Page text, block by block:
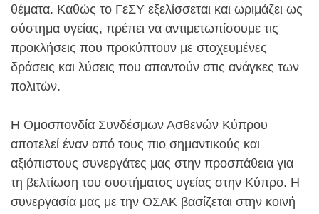
θέματα. Καθώς το ΓεΣΥ εξελίσσεται και ωριμάζει ως
σύστημα υγείας, πρέπει να αντιμετωπίσουμε τις
προκλήσεις που προκύπτουν με στοχευμένες
δράσεις και λύσεις που απαντούν στις ανάγκες των
πολιτών.
Η Ομοσπονδία Συνδέσμων Ασθενών Κύπρου
αποτελεί έναν από τους πιο σημαντικούς και
αξιόπιστους συνεργάτες μας στην προσπάθεια για
τη βελτίωση του συστήματος υγείας στην Κύπρο. Η
συνεργασία μας με την ΟΣΑΚ βασίζεται στην κοινή